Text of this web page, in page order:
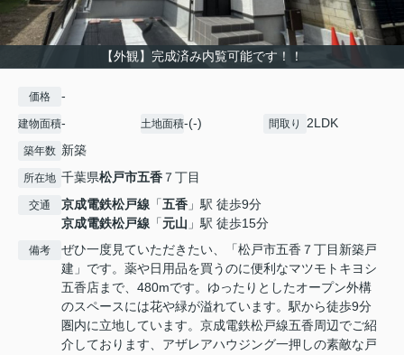
【外観】完成済み内覧可能です！！
価格 -
建物面積- 土地面積-(-) 間取り 2LDK
築年数 新築
所在地 千葉県松戸市五香 ７丁目
交通 京成電鉄松戸線 「五香 」駅 徒歩9分
京成電鉄松戸線 「元山 」駅 徒歩15分
備考
ぜひ一度見ていただきたい、「松戸市五香７丁目新築戸
建」です。薬や日用品を買うのに便利なマツモトキヨシ
五香店まで、480mです。ゆったりとしたオープン外構
のスペースには花や緑が溢れています。駅から徒歩9分
圏内に立地しています。京成電鉄松戸線五香周辺でご紹
介しております、アザレアハウジング一押しの素敵な戸